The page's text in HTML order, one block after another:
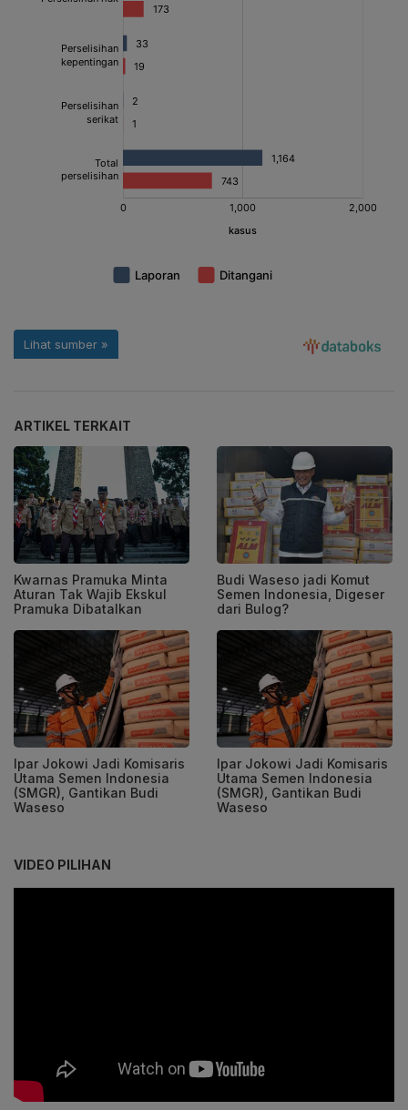
ARTIKEL TERKAIT
Kwarnas Pramuka Minta
Aturan Tak Wajib Ekskul
Pramuka Dibatalkan
Budi Waseso jadi Komut
Semen Indonesia, Digeser
dari Bulog?
Ipar Jokowi Jadi Komisaris
Utama Semen Indonesia
(SMGR), Gantikan Budi
Waseso
Ipar Jokowi Jadi Komisaris
Utama Semen Indonesia
(SMGR), Gantikan Budi
Waseso
VIDEO PILIHAN